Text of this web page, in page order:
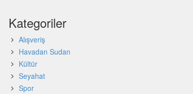
Kategoriler
Alışveriş
Havadan Sudan
Kültür
Seyahat
Spor